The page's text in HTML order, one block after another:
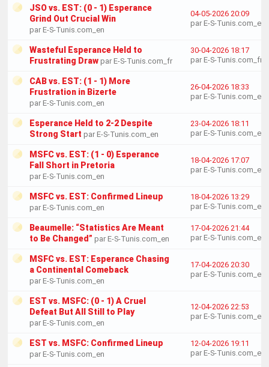
JSO vs. EST: (0 - 1) Esperance
Grind Out Crucial Win
par E-S-Tunis.com_en
04-05-2026 20:09
par E-S-Tunis.com_en
Wasteful Esperance Held to
Frustrating Draw par E-S-Tunis.com_fr
30-04-2026 18:17
par E-S-Tunis.com_fr
CAB vs. EST: (1 - 1) More
Frustration in Bizerte
par E-S-Tunis.com_en
26-04-2026 18:33
par E-S-Tunis.com_en
Esperance Held to 2-2 Despite
Strong Start par E-S-Tunis.com_en
23-04-2026 18:11
par E-S-Tunis.com_en
MSFC vs. EST: (1 - 0) Esperance
Fall Short in Pretoria
par E-S-Tunis.com_en
18-04-2026 17:07
par E-S-Tunis.com_en
MSFC vs. EST: Confirmed Lineup
par E-S-Tunis.com_en
18-04-2026 13:29
par E-S-Tunis.com_en
Beaumelle: “Statistics Are Meant
to Be Changed” par E-S-Tunis.com_en
17-04-2026 21:44
par E-S-Tunis.com_en
MSFC vs. EST: Esperance Chasing
a Continental Comeback
par E-S-Tunis.com_en
17-04-2026 20:30
par E-S-Tunis.com_en
EST vs. MSFC: (0 - 1) A Cruel
Defeat But All Still to Play
par E-S-Tunis.com_en
12-04-2026 22:53
par E-S-Tunis.com_en
EST vs. MSFC: Confirmed Lineup
par E-S-Tunis.com_en
12-04-2026 19:11
par E-S-Tunis.com_en